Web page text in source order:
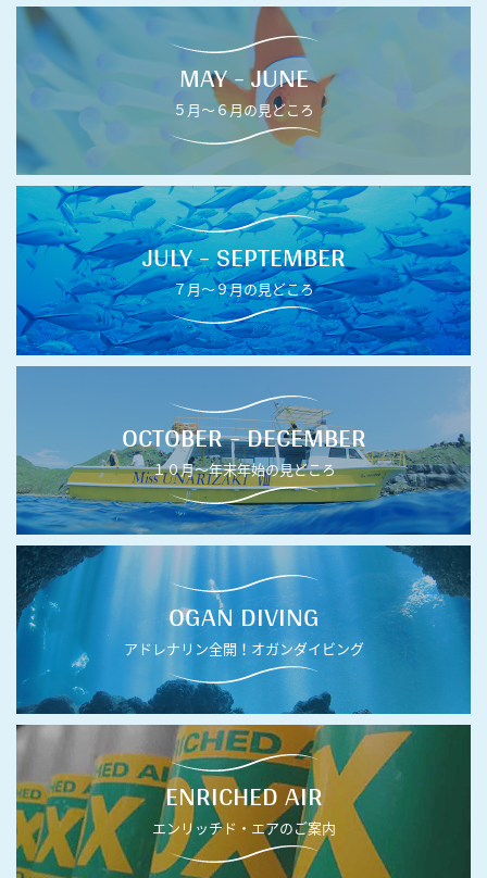
MAY - JUNE
５月〜６月の見どころ
JULY - SEPTEMBER
７月〜９月の見どころ
OCTOBER - DECEMBER
１０月〜年末年始の見どころ
OGAN DIVING
アドレナリン全開！オガンダイビング
ENRICHED AIR
エンリッチド・エアのご案内